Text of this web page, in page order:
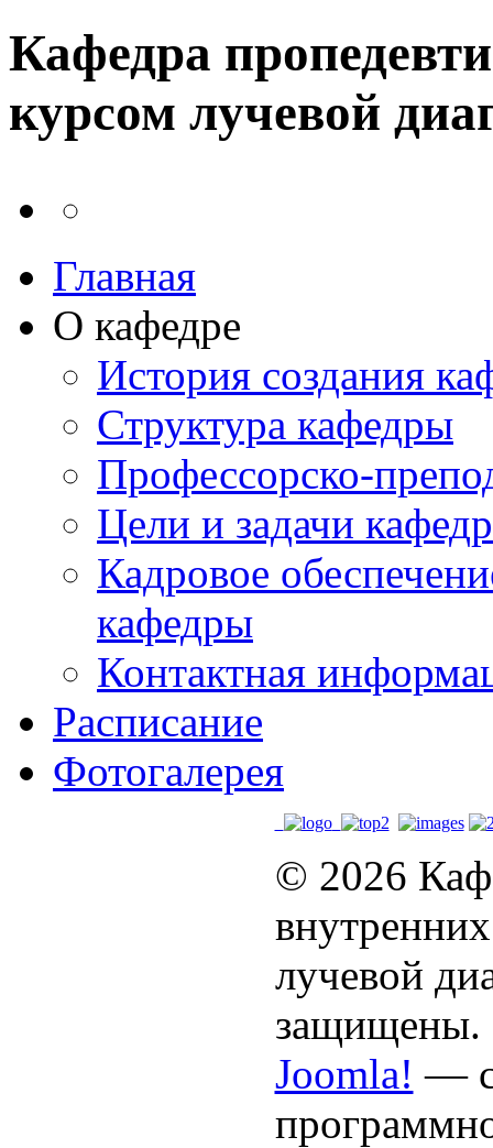
Кафедра
курсом лучевой
Главная
О кафедре
История создания
Структура кафедры
Профессорско-
Цели и задачи
Кадровое
кафедры
Контактная
Расписание
Фотогалерея
© 2026
лучевой
защищены.
Joomla! —